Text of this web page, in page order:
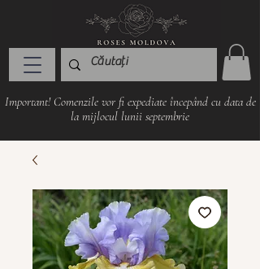
Important! Comenzile vor fi expediate începând cu data de
la mijlocul lunii septembrie